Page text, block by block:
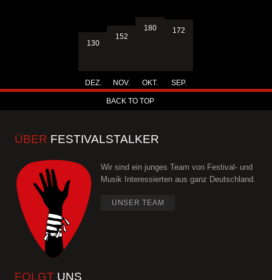
130
DEZ.
152
NOV.
180
OKT.
172
SEP.
BACK TO TOP
ÜBER FESTIVALSTALKER
Wir sind ein junges Team von Festival- und
Musik Interessierten aus ganz Deutschland.
UNSER TEAM
FOLGT UNS